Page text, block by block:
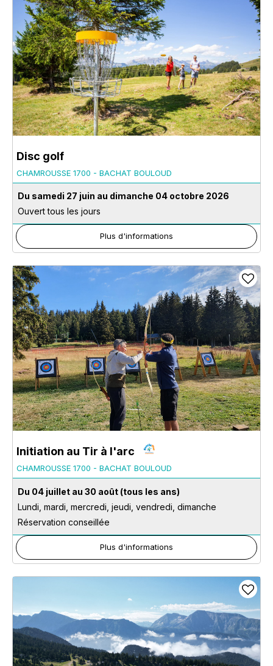
Disc golf
CHAMROUSSE 1700 - BACHAT BOULOUD
Du samedi 27 juin au dimanche 04 octobre 2026
Ouvert tous les jours
Plus d'informations
Initiation au Tir à l'arc
CHAMROUSSE 1700 - BACHAT BOULOUD
Du 04 juillet au 30 août (tous les ans)
Lundi, mardi, mercredi, jeudi, vendredi, dimanche
Réservation conseillée
Plus d'informations